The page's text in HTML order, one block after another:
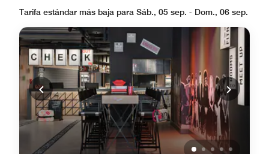
Tarifa estándar más baja para Sáb., 05 sep. - Dom., 06 sep.